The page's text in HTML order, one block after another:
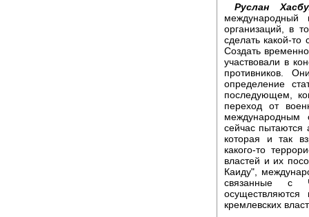
Руслан
организаций, в
сделать какой-то
Создать
участвовали в
противников.
определение
последующем,
переход от
международным
сейчас пытаются
которая и так
какого-то
властей и их
Каиду",
связанные с
кремлевских